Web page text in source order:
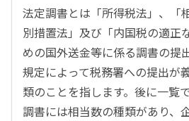
CRM／営業支援／Eコマース
DX（2025年の崖）／クラウド
データ分析／BI
ガバナンス／リスク管理
BPR／業務改善
法定調書とは「所得税法」、「
別措置法」及び「内国税の適正
めの国外送金等に係る調書の提
規定によって税務署への提出が
類のことを指します。後に一覧
調書には相当数の種類があり、